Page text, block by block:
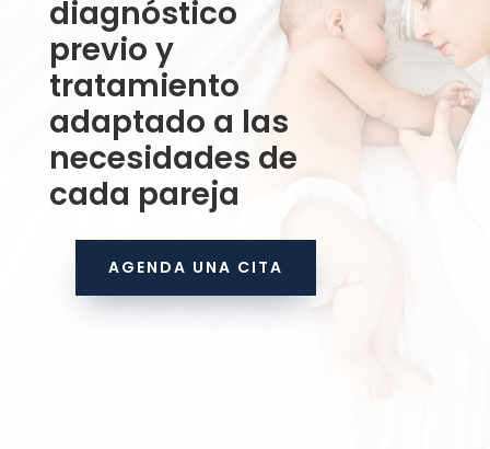
diagnóstico
previo y
tratamiento
adaptado a las
necesidades de
cada pareja
AGENDA UNA CITA